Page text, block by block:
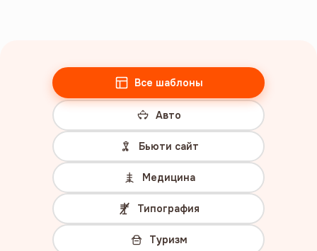
Все шаблоны
Авто
Бьюти сайт
Медицина
Типография
Туризм